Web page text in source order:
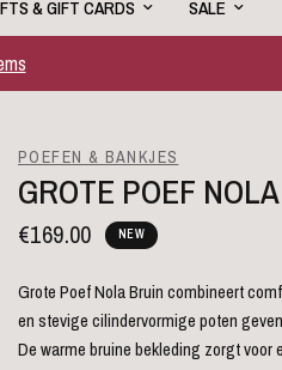
& GIFT CARDS SALE
POEFEN & BANKJES
GROTE POEF
€169.00 NEW
Grote Poef Nola Bruin combineert
en stevige cilindervormige poten
De warme bruine bekleding zorgt